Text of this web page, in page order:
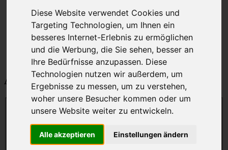
Diese Website verwendet Cookies und
Targeting Technologien, um Ihnen ein
besseres Internet-Erlebnis zu ermöglichen
und die Werbung, die Sie sehen, besser an
Ihre Bedürfnisse anzupassen. Diese
Technologien nutzen wir außerdem, um
Ergebnisse zu messen, um zu verstehen,
woher unsere Besucher kommen oder um
unsere Website weiter zu entwickeln.
Alle akzeptieren Einstellungen ändern
Ungelesene
MLCD-Ausstellung
Forennutzer
FAQ
MLCD-Seiten MLCD-Foren-Übersicht
Anmelden
Benutzername:
Passwort: